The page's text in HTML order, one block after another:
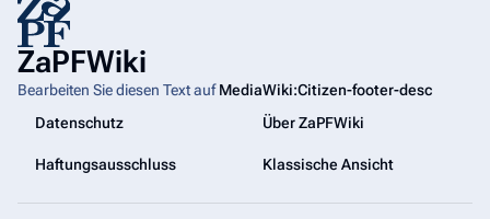
ZaPFWiki
Bearbeiten Sie diesen Text aufMediaWiki:Citizen-footer-desc
Datenschutz
Über ZaPFWiki
Haftungsausschluss Klassische Ansicht